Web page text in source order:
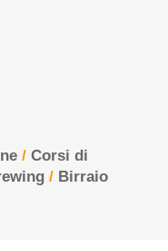
/ Corsi di
/ Birraio